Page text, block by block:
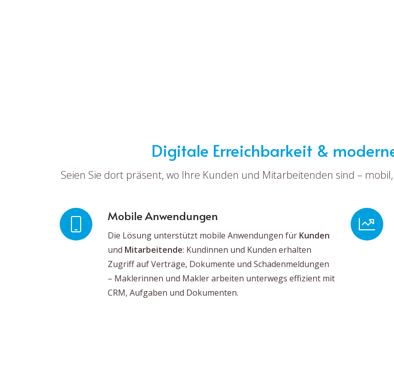
Digitale Erreichbarkeit &
Seien Sie dort präsent, wo Ihre Kunden und Mitarbeitenden sind –
Mobile Anwendungen
Die Lösung unterstützt mobile Anwendungen für Kunden
und Mitarbeitende: Kundinnen und Kunden erhalten
Zugriff auf Verträge, Dokumente und Schadenmeldungen
– Maklerinnen und Makler arbeiten unterwegs effizient mit
CRM, Aufgaben und Dokumenten.